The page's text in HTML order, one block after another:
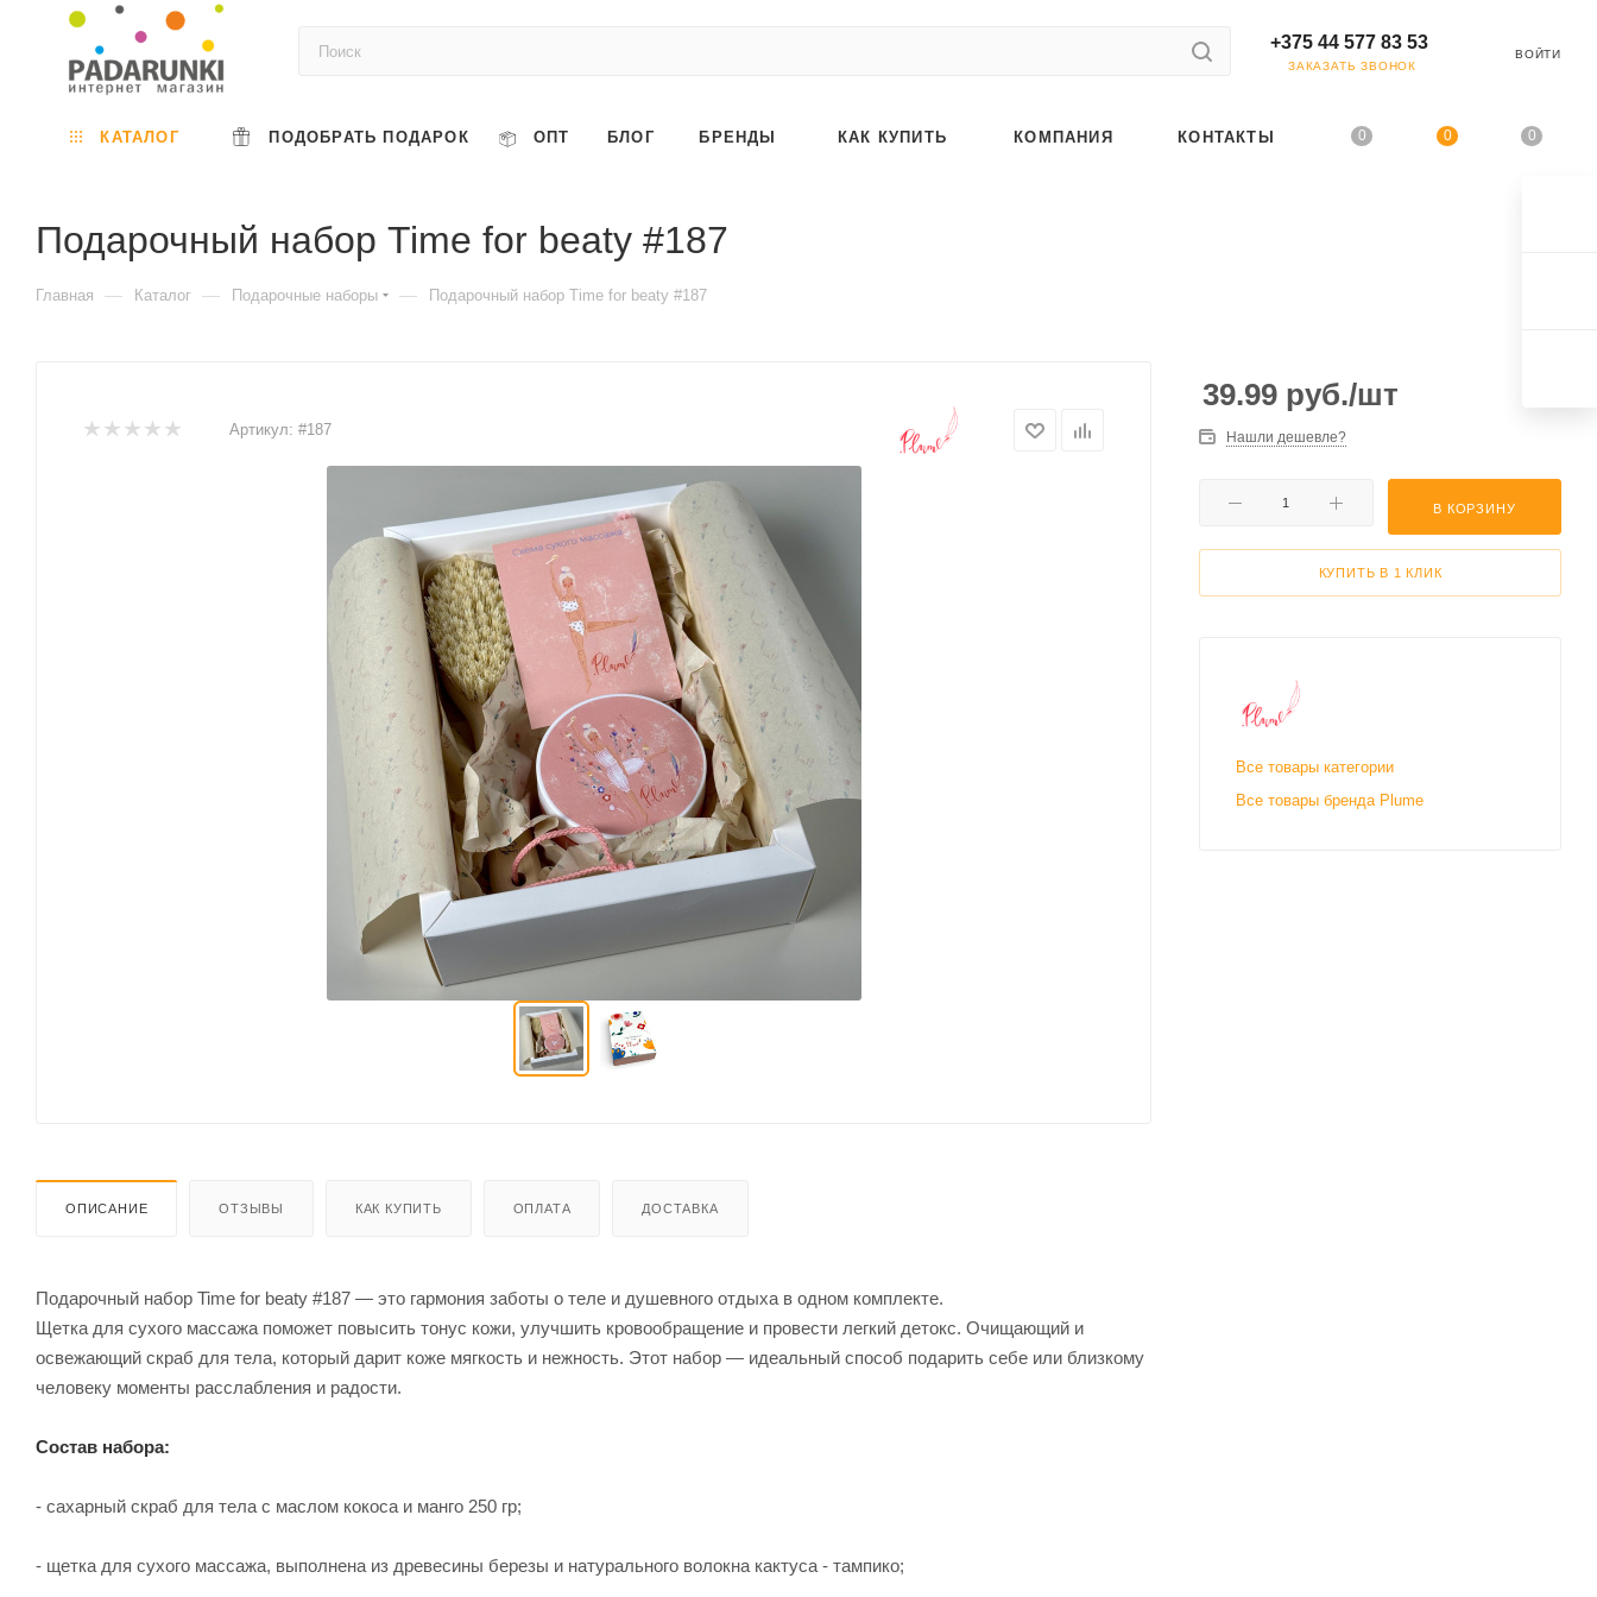
+375 44 577 83 53
ЗАКАЗАТЬ ЗВОНОК
ВОЙТИ
0 0 0
КАТАЛОГ ПОДОБРАТЬ ПОДАРОК ОПТ БЛОГ БРЕНДЫ КАК КУПИТЬ КОМПАНИЯ КОНТАКТЫ
Подарочный набор Time for beaty #187
Главная — Каталог — Подарочные наборы — Подарочный набор Time for beaty #187
Артикул: #187
ОПИСАНИЕ ОТЗЫВЫ КАК КУПИТЬ ОПЛАТА ДОСТАВКА
Подарочный набор Time for beaty #187 — это гармония заботы о теле и душевного отдыха в одном комплекте.
Щетка для сухого массажа поможет повысить тонус кожи, улучшить кровообращение и провести легкий детокс. Очищающий и
освежающий скраб для тела, который дарит коже мягкость и нежность. Этот набор — идеальный способ подарить себе или близкому
человеку моменты расслабления и радости.
Состав набора:
- сахарный скраб для тела с маслом кокоса и манго 250 гр;
- щетка для сухого массажа, выполнена из древесины березы и натурального волокна кактуса - тампико;
39.99 руб./шт
Нашли дешевле?
В КОРЗИНУ
КУПИТЬ В 1 КЛИК
Все товары категории
Все товары бренда Plume